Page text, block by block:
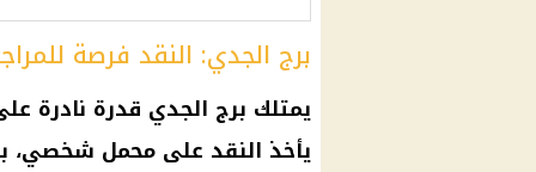
برج الجدي: النقد فرصة
يمتلك برج الجدي قدرة نادرة
يأخذ النقد على محمل شخصي،